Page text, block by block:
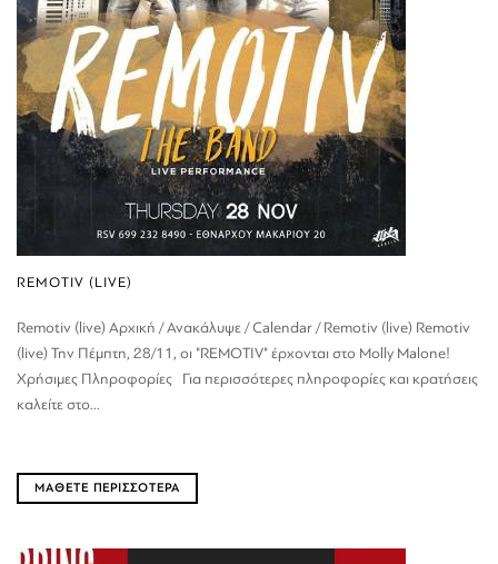
REMOTIV (LIVE)
Remotiv (live) Αρχική / Ανακάλυψε / Calendar / Remotiv (live) Remotiv
(live) Την Πέμπτη, 28/11, οι "REMOTIV" έρχονται στο Molly Malone!
Χρήσιμες Πληροφορίες Για περισσότερες πληροφορίες και κρατήσεις
καλείτε στο...
ΜΑΘΕΤΕ ΠΕΡΙΣΣΟΤΕΡΑ